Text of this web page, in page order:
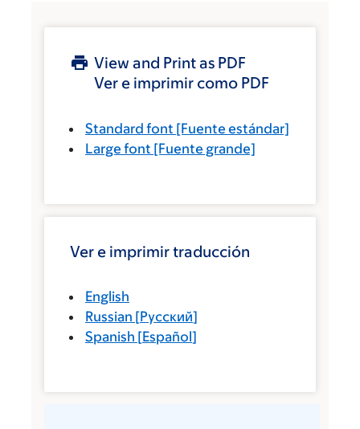
View and Print as PDF
Ver e imprimir como PDF
Standard font [Fuente estándar]
Large font [Fuente grande]
Ver e imprimir traducción
English
Russian [Русский]
Spanish [Español]